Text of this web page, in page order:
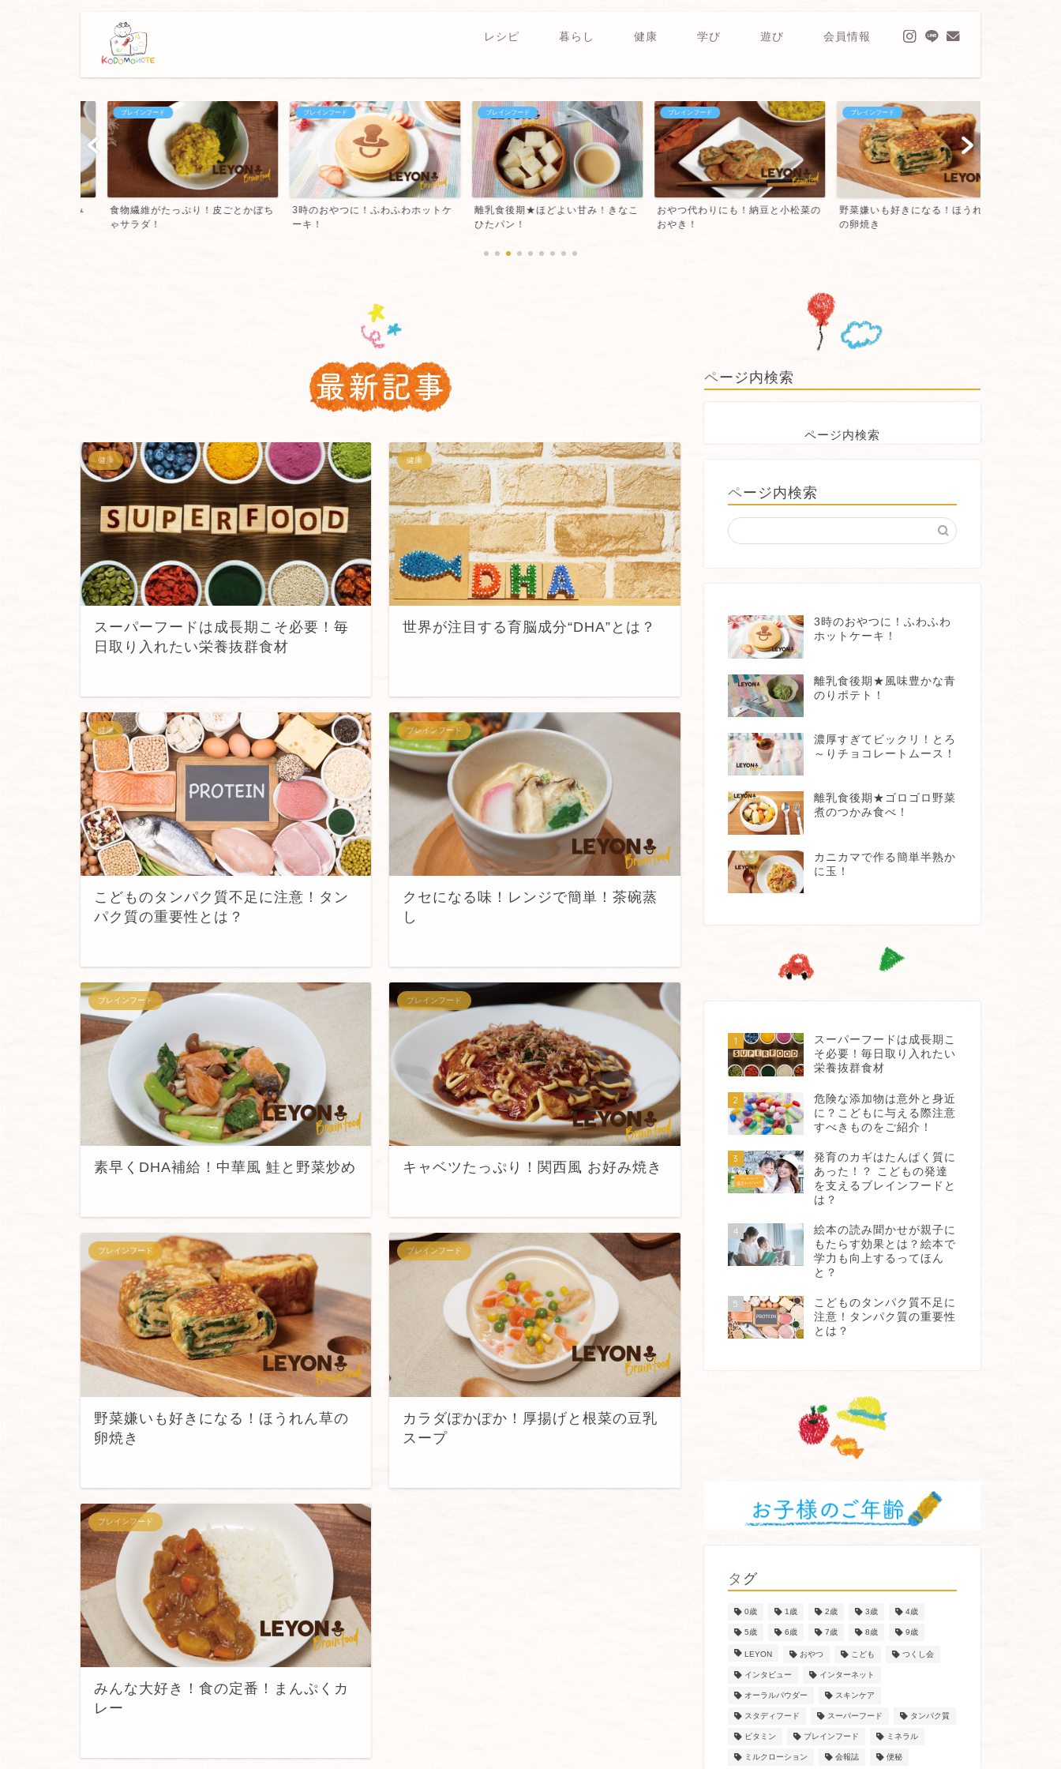
レシピ 暮らし 健康 学び 遊び 会員情報
ブレインフード
食物繊維がたっぷり！皮ごとかぼち
ゃサラダ！
ブレインフード
3時のおやつに！ふわふわホットケ
ーキ！
ブレインフード
離乳食後期★ほどよい甘み！きなこ
ひたパン！
ブレインフード
おやつ代わりにも！納豆と小松菜の
おやき！
ブレインフード
野菜嫌いも好きになる！ほうれん草
の卵焼き
健康
スーパーフードは成長期こそ必要！毎
日取り入れたい栄養抜群食材
健康
世界が注目する育脳成分“DHA”とは？
健康
こどものタンパク質不足に注意！タン
パク質の重要性とは？
ブレインフード
クセになる味！レンジで簡単！茶碗蒸
し
ブレインフード
素早くDHA補給！中華風 鮭と野菜炒め
ブレインフード
キャベツたっぷり！関西風 お好み焼き
ブレインフード
野菜嫌いも好きになる！ほうれん草の
卵焼き
ブレインフード
カラダぽかぽか！厚揚げと根菜の豆乳
スープ
ブレインフード
みんな大好き！食の定番！まんぷくカ
レー
ページ内検索
ページ内検索
ページ内検索
3時のおやつに！ふわふわ
ホットケーキ！
離乳食後期★風味豊かな青
のりポテト！
濃厚すぎてビックリ！とろ
～りチョコレートムース！
離乳食後期★ゴロゴロ野菜
煮のつかみ食べ！
カニカマで作る簡単半熟か
に玉！
1
スーパーフードは成長期こ
そ必要！毎日取り入れたい
栄養抜群食材
2
危険な添加物は意外と身近
に？こどもに与える際注意
すべきものをご紹介！
3
発育のカギはたんぱく質に
あった！？ こどもの発達
を支えるブレインフードと
は？
4
絵本の読み聞かせが親子に
もたらす効果とは？絵本で
学力も向上するってほん
と？
5
こどものタンパク質不足に
注意！タンパク質の重要性
とは？
タグ
0歳 1歳 2歳 3歳 4歳
5歳 6歳 7歳 8歳 9歳
LEYON おやつ こども つくし会
インタビュー インターネット
オーラルパウダー スキンケア
スタディフード スーパーフード タンパク質
ビタミン ブレインフード ミネラル
ミルクローション 会報誌 便秘